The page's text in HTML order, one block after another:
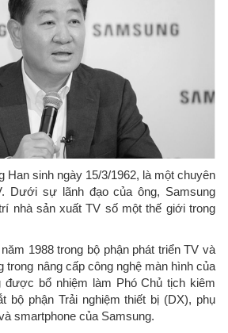
Han sinh ngày 15/3/1962, là một chuyên
Dưới sự lãnh đạo của ông, Samsung
nhà sản xuất TV số một thế giới trong
1988 trong bộ phận phát triển TV và
trong nâng cấp công nghệ màn hình của
được bổ nhiệm làm Phó Chủ tịch kiêm
bộ phận Trải nghiệm thiết bị (DX), phụ
smartphone của Samsung.